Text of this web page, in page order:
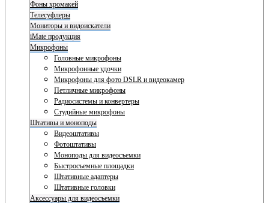
Фоны хромакей
Телесуфлеры
Мониторы и видоискатели
iMate продукция
Микрофоны
Головные микрофоны
Микрофонные удочки
Микрофоны для фото DSLR и видеокамер
Петличные микрофоны
Радиосистемы и конвертеры
Студийные микрофоны
Штативы и моноподы
Видеоштативы
Фотоштативы
Моноподы для видеосъемки
Быстросъемные площадки
Штативные адаптеры
Штативные головки
Аксессуары для видеосъемки